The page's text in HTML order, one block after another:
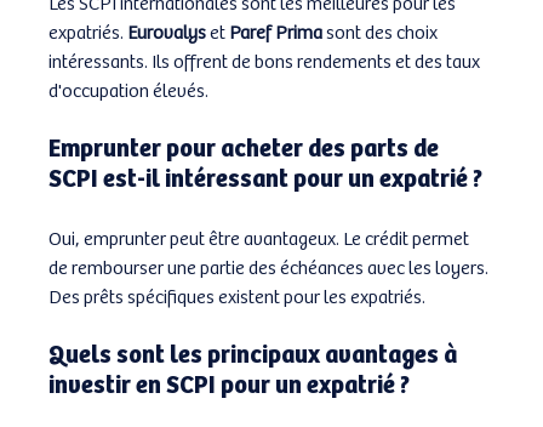
expatriés. Eurovalys et Paref Prima sont des choix
intéressants. Ils offrent de bons rendements et des taux
d'occupation élevés.
Emprunter pour acheter des parts de
SCPI est-il intéressant pour un expatrié ?
Oui, emprunter peut être avantageux. Le crédit permet
de rembourser une partie des échéances avec les loyers.
Des prêts spécifiques existent pour les expatriés.
Quels sont les principaux avantages à
investir en SCPI pour un expatrié ?